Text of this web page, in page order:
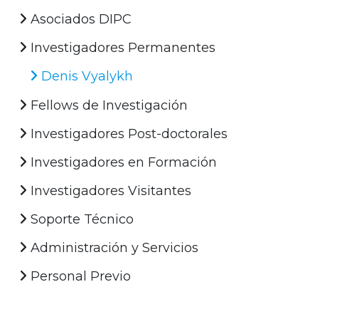
Asociados DIPC
Investigadores Permanentes
Denis Vyalykh
Fellows de Investigación
Investigadores Post-doctorales
Investigadores en Formación
Investigadores Visitantes
Soporte Técnico
Administración y Servicios
Personal Previo